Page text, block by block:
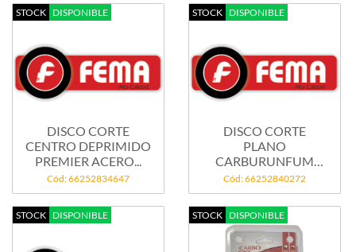
STOCK DISPONIBLE
DISCO CORTE
CENTRO DEPRIMIDO
PREMIER ACERO...
Cód: 66252834647
STOCK DISPONIBLE
DISCO CORTE
PLANO
CARBURUNFUM
PREMIER ACERO...
Cód: 66252840272
STOCK DISPONIBLE STOCK DISPONIBLE